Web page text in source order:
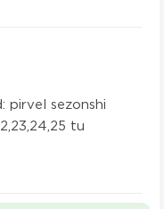
pirvel sezonshi
tu